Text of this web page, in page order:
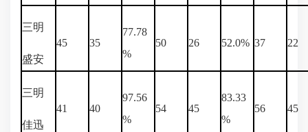
三明
盛安
45 35
77.78
%
50 26 52.0% 37 22
三明
佳迅
41 40
97.56
%
54 45
83.33
%
56 45